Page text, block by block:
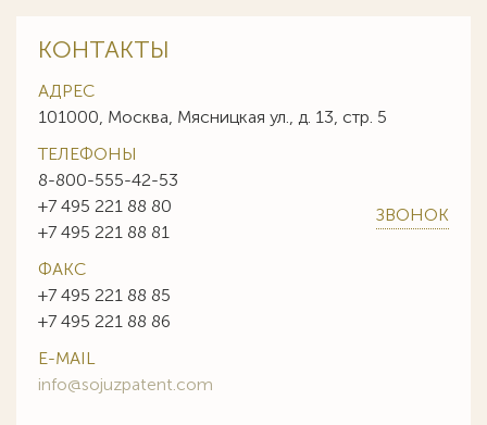
КОНТАКТЫ
АДРЕС
101000, Москва, Мясницкая ул., д. 13, стр. 5
ТЕЛЕФОНЫ
8-800-555-42-53
+7 495 221 88 80
+7 495 221 88 81
ЗВОНОК
ФАКС
+7 495 221 88 85
+7 495 221 88 86
E-MAIL
info@sojuzpatent.com